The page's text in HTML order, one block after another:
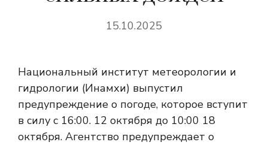
15.10.2025
Национальный институт метеорологии и
гидрологии (Инамхи) выпустил
предупреждение о погоде, которое вступит
в силу с 16:00. 12 октября до 10:00 18
октября. Агентство предупреждает о